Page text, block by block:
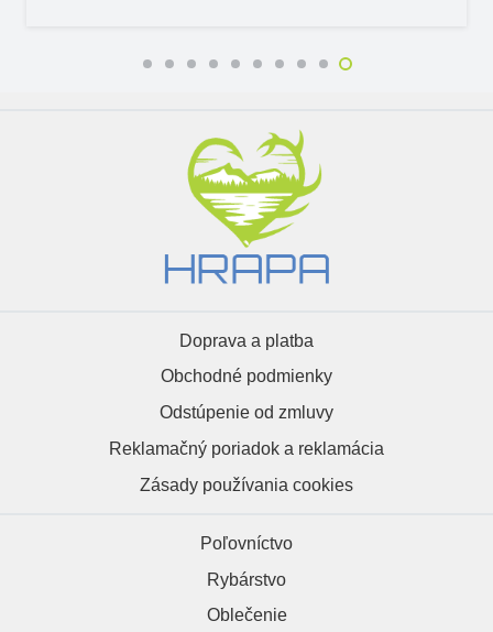
Doprava a platba
Obchodné podmienky
Odstúpenie od zmluvy
Reklamačný poriadok a reklamácia
Zásady používania cookies
Poľovníctvo
Rybárstvo
Oblečenie